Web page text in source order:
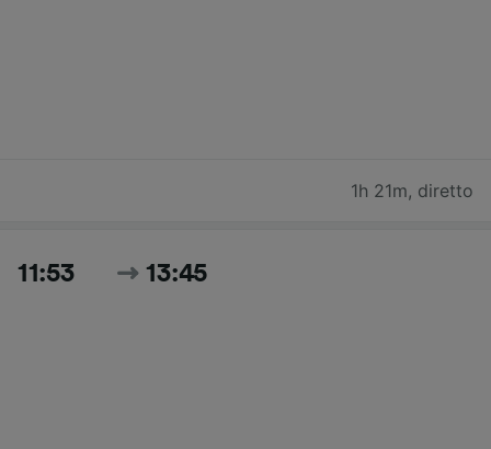
1h 21m, diretto
11:53 13:45